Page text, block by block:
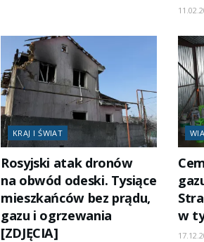
KRAJ I ŚWIAT
Rosyjski atak dronów
na obwód odeski. Tysiące
mieszkańców bez prądu,
gazu i ogrzewania
[ZDJĘCIA]
w